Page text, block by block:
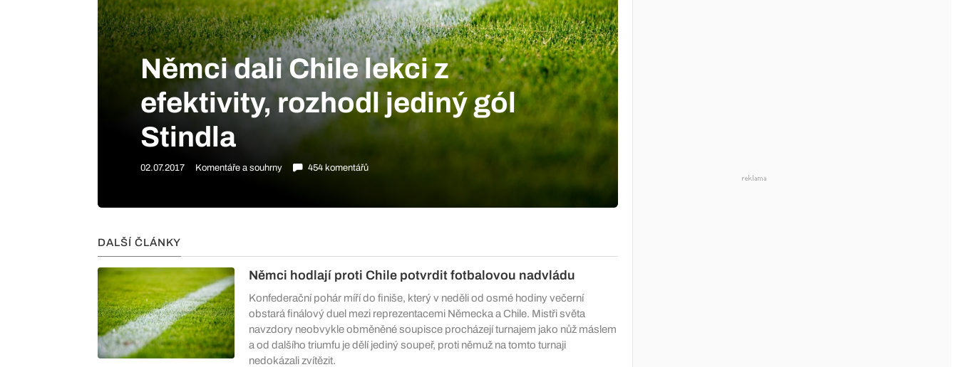
Němci dali Chile lekci z
efektivity, rozhodl jediný gól
Stindla
02.07.2017 Komentáře a souhrny 454 komentářů
DALŠÍ ČLÁNKY
Němci hodlají proti Chile potvrdit fotbalovou nadvládu
Konfederační pohár míří do finiše, který v neděli od osmé hodiny večerní
obstará finálový duel mezi reprezentacemi Německa a Chile. Mistři světa
navzdory neobvykle obměněné soupisce procházejí turnajem jako nůž máslem
a od dalšího triumfu je dělí jediný soupeř, proti němuž na tomto turnaji
nedokázali zvítězit.